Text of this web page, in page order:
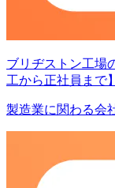
ブリヂストン工場
工から正社員まで】
製造業に関わる会